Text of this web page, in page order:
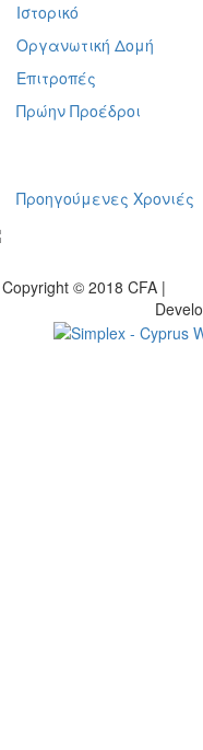
Ιστορικό
Οργανωτική Δομή
Επιτροπές
Πρώην Προέδροι
Προηγούμενες Χρονιές
Copyright © 2018 CFA |